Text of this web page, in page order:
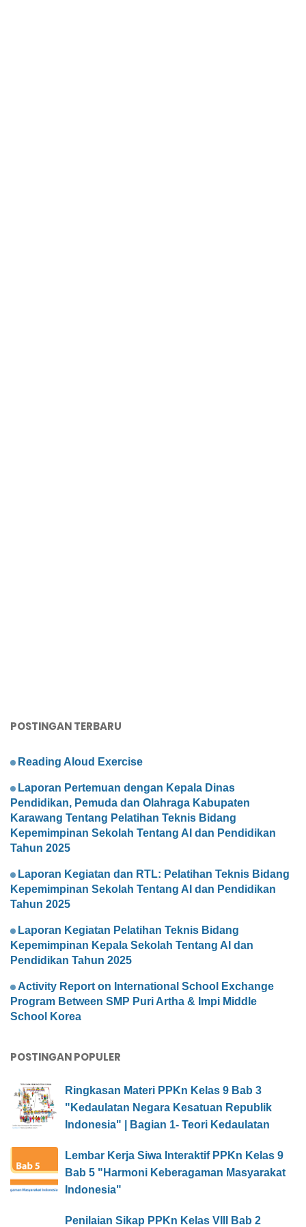
POSTINGAN TERBARU
Reading Aloud Exercise
Laporan Pertemuan dengan Kepala Dinas
Pendidikan, Pemuda dan Olahraga Kabupaten
Karawang Tentang Pelatihan Teknis Bidang
Kepemimpinan Sekolah Tentang AI dan Pendidikan
Tahun 2025
Laporan Kegiatan dan RTL: Pelatihan Teknis Bidang
Kepemimpinan Sekolah Tentang AI dan Pendidikan
Tahun 2025
Laporan Kegiatan Pelatihan Teknis Bidang
Kepemimpinan Kepala Sekolah Tentang AI dan
Pendidikan Tahun 2025
Activity Report on International School Exchange
Program Between SMP Puri Artha & Impi Middle
School Korea
POSTINGAN POPULER
Ringkasan Materi PPKn Kelas 9 Bab 3
"Kedaulatan Negara Kesatuan Republik
Indonesia" | Bagian 1- Teori Kedaulatan
Lembar Kerja Siwa Interaktif PPKn Kelas 9
Bab 5 "Harmoni Keberagaman Masyarakat
Indonesia"
Penilaian Sikap PPKn Kelas VIII Bab 2